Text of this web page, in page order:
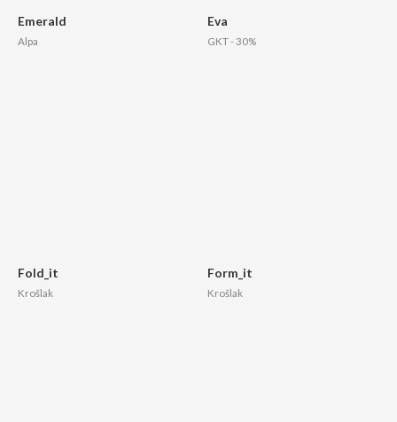
Emerald
Alpa
Eva
GKT - 30%
Fold_it
Krošlak
Form_it
Krošlak